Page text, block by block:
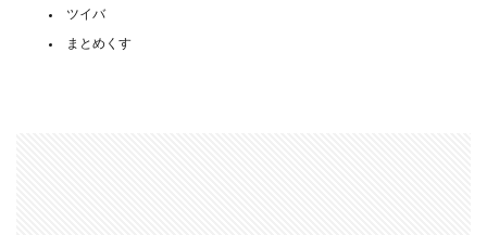
ツイバ
まとめくす